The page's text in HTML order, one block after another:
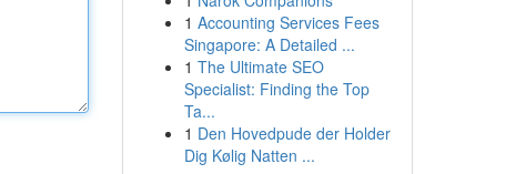
1 Accounting Services Fees
Singapore: A Detailed ...
1 The Ultimate SEO
Specialist: Finding the Top
Ta...
1 Den Hovedpude der Holder
Dig Kølig Natten ...